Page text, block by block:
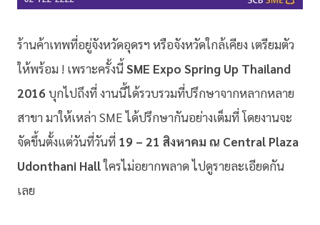
ร้านค้าเทพที่อยู่จังหวัดอุดรฯ หรือจังหวัดใกล้เคียง เตรียมตัว
ให้พร้อม ! เพราะครั้งนี้SME Expo Spring Up Thailand
2016 บุกไปถึงที่งานนี้ได้รวบรวมที่ปรึกษาจากหลากหลาย
สาขา มาให้เหล่า SME ได้ปรึกษากันอย่างเต็มที่ โดยงานจะ
จัดขึ้นตั้งแต่วันที่วันที่ 19 – 21 สิงหาคม ณ Central Plaza
Udonthani Hallใครไม่อยากพลาด ไปดูรายละเอียดกัน
เลย